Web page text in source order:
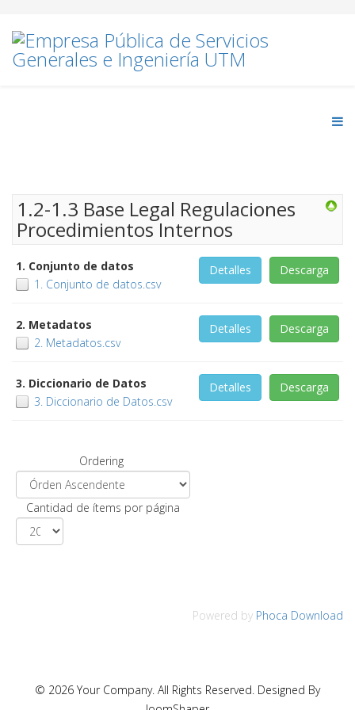
1.2-1.3 Base Legal Regulaciones
Procedimientos Internos
1. Conjunto de datos
1. Conjunto de datos.csv
Descarga
Detalles
2. Metadatos
2. Metadatos.csv
Descarga
Detalles
3. Diccionario de Datos
3. Diccionario de Datos.csv
Descarga
Detalles
Ordering
Cantidad de ítems por página
Powered by Phoca Download
© 2026 Your Company. All Rights Reserved. Designed By